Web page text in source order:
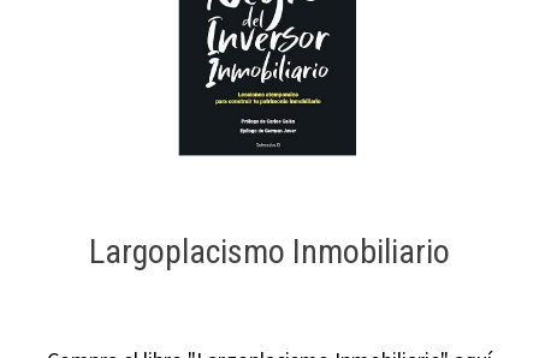
Largoplacismo Inmobiliario